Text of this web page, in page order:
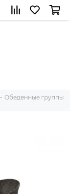
Обеденные группы